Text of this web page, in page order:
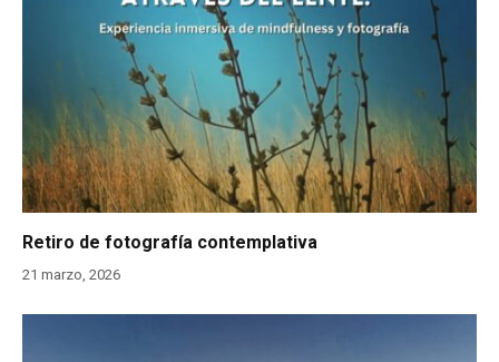
Retiro de fotografía contemplativa
21 marzo, 2026